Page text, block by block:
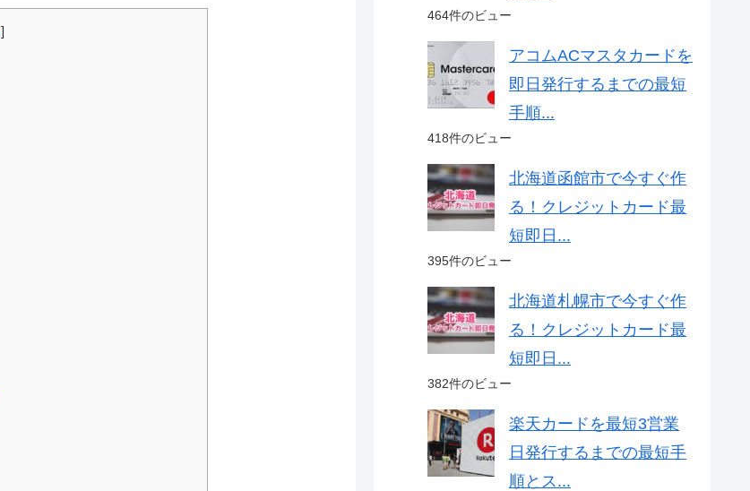
]
464件のビュー
アコムACマスタカードを
即日発行するまでの最短
手順...
418件のビュー
北海道函館市で今すぐ作
る！クレジットカード最
短即日...
395件のビュー
北海道札幌市で今すぐ作
る！クレジットカード最
短即日...
382件のビュー
楽天カードを最短3営業
日発行するまでの最短手
順とス...